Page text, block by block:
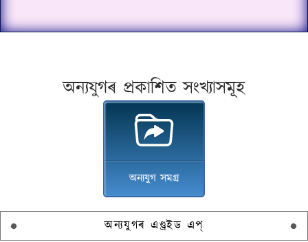
অন্যযুগৰ প্ৰকাশিত সংখ্যাসমূহ
অন্যযুগ সমগ্ৰ
অন্যযুগৰ এণ্ড্ৰইড এপ্